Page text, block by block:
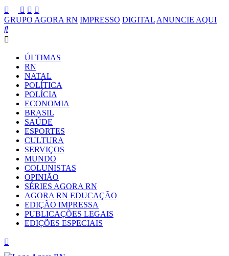
GRUPO AGORA RN IMPRESSO DIGITAL ANUNCIE AQUI
ÚLTIMAS
RN
NATAL
POLÍTICA
POLÍCIA
ECONOMIA
BRASIL
SAÚDE
ESPORTES
CULTURA
SERVIÇOS
MUNDO
COLUNISTAS
OPINIÃO
SÉRIES AGORA RN
AGORA RN EDUCAÇÃO
EDIÇÃO IMPRESSA
PUBLICAÇÕES LEGAIS
EDIÇÕES ESPECIAIS